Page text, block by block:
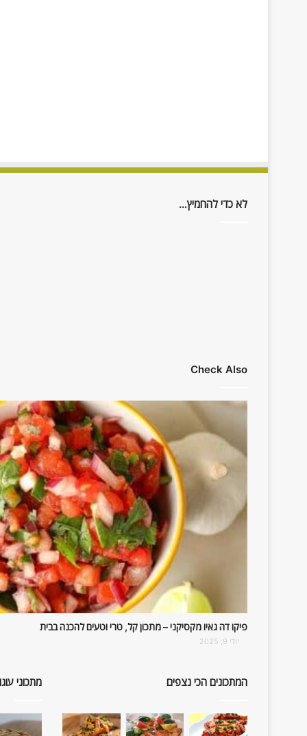
לא כדי להחמיץ…
Check Also
פיקו דה גאיו מקסיקני – מתכון קל, טרי וטעים להכנה בבית
יולי 9, 2025
המתכונים הכי נצפים מתכוני